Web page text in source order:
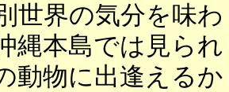
世界の気分を味わ
縄本島では見られ
動物に出逢えるか